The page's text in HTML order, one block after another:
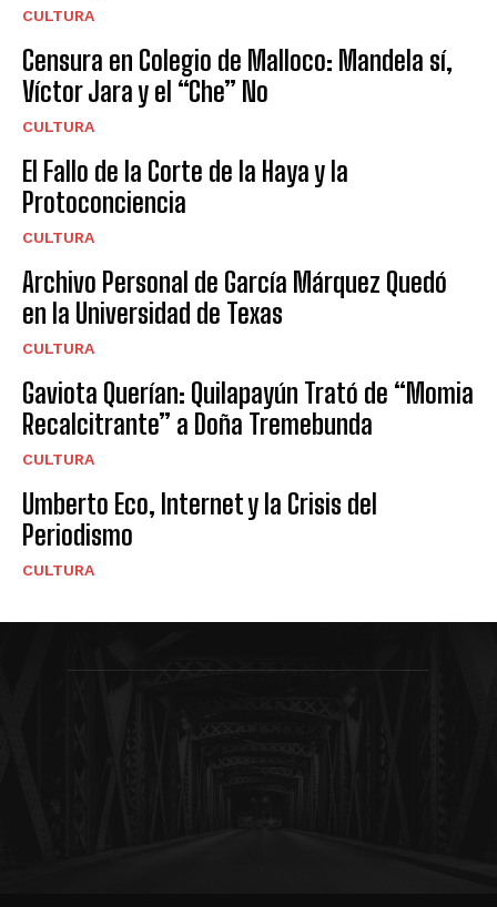
CULTURA
Censura en Colegio de Malloco: Mandela sí,
Víctor Jara y el “Che” No
CULTURA
El Fallo de la Corte de la Haya y la
Protoconciencia
CULTURA
Archivo Personal de García Márquez Quedó
en la Universidad de Texas
CULTURA
Gaviota Querían: Quilapayún Trató de “Momia
Recalcitrante” a Doña Tremebunda
CULTURA
Umberto Eco, Internet y la Crisis del
Periodismo
CULTURA